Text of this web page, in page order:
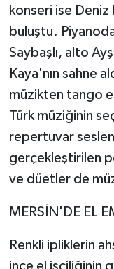
konseri ise
buluştu.
Saybaşlı, alto
Kaya'nın sahne
müzikten tango
Türk müziğinin
repertuvar
gerçekleştirilen
ve düetler de
MERSİN'DE EL
Renkli ipliklerin